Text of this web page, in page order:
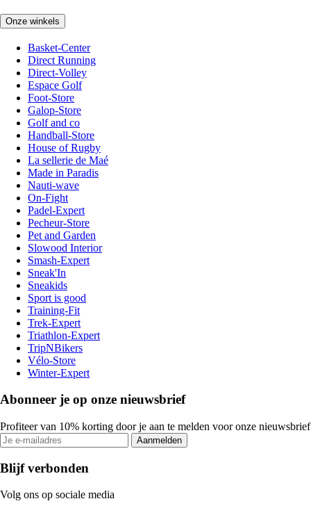
Onze winkels
Basket-Center
Direct Running
Direct-Volley
Espace Golf
Foot-Store
Galop-Store
Golf and co
Handball-Store
House of Rugby
La sellerie de Maé
Made in Paradis
Nauti-wave
On-Fight
Padel-Expert
Pecheur-Store
Pet and Garden
Slowood Interior
Smash-Expert
Sneak'In
Sneakids
Sport is good
Training-Fit
Trek-Expert
Triathlon-Expert
TripNBikers
Vélo-Store
Winter-Expert
Abonneer je op onze nieuwsbrief
Profiteer van 10% korting door je aan te melden voor onze nieuwsbrief
Aanmelden
Blijf verbonden
Volg ons op sociale media